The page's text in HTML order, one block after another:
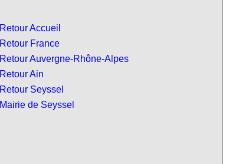
Retour Accueil
Retour France
Retour Auvergne-Rhône-Alpes
Retour Ain
Retour Seyssel
Mairie de Seyssel